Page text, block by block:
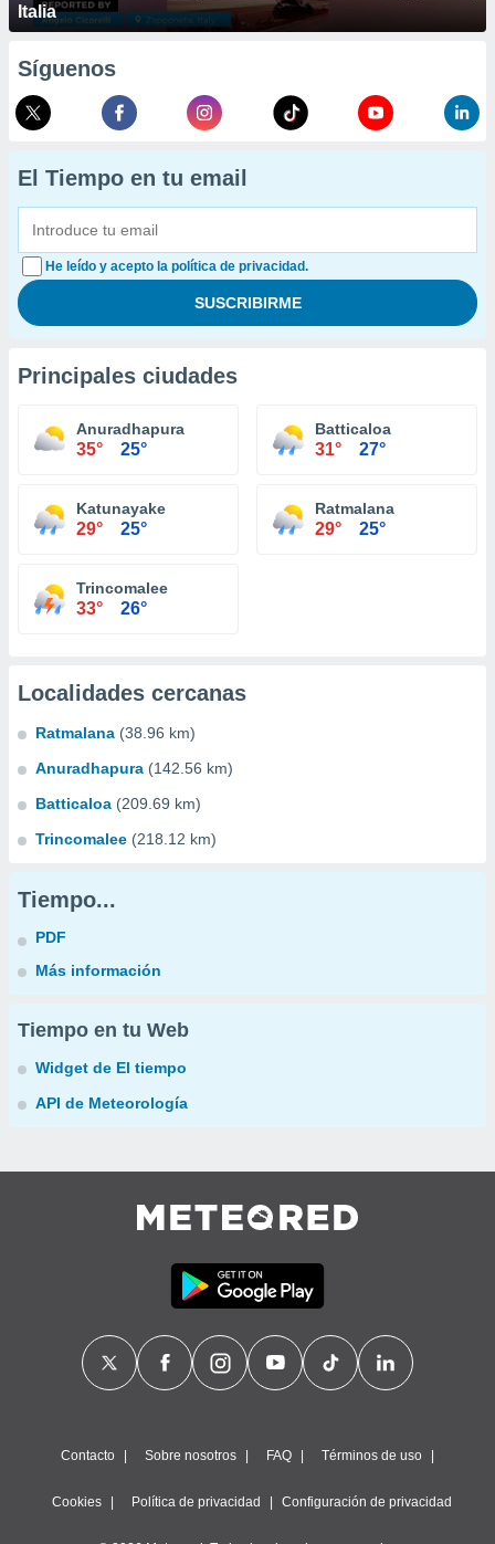
Italia
Síguenos
El Tiempo en tu email
He leído y acepto la política de privacidad.
Principales ciudades
Anuradhapura
35° 25°
Batticaloa
31° 27°
Katunayake
29° 25°
Ratmalana
29° 25°
Trincomalee
33° 26°
Localidades cercanas
Ratmalana (38.96 km)
Anuradhapura (142.56 km)
Batticaloa (209.69 km)
Trincomalee (218.12 km)
Tiempo...
PDF
Más información
Tiempo en tu Web
Widget de El tiempo
API de Meteorología
Contacto Sobre nosotros FAQ Términos de uso
Cookies Política de privacidad Configuración de privacidad